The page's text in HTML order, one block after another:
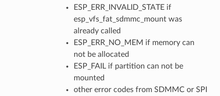
ESP_ERR_INVALID_STATE if
esp_vfs_fat_sdmmc_mount was
already called
ESP_ERR_NO_MEM if memory can
not be allocated
ESP_FAIL if partition can not be
mounted
other error codes from SDMMC or SPI